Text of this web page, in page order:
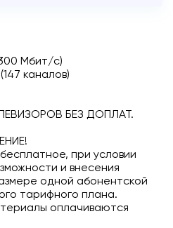
Акции
Мбит/с)
каналов)
БЕЗ ДОПЛАТ.
при условии
и внесения
одной абонентской
тарифного плана.
оплачиваются